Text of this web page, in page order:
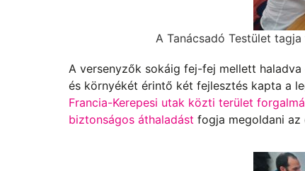
A Tanácsadó Testület
A versenyzők sokáig fej-fej mellett
és környékét érintő két fejlesztés kapta a
Francia-Kerepesi utak közti terület
biztonságos áthaladást fogja megoldani az